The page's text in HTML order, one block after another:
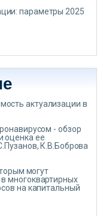
параметры 2025
актуализации в
- обзор
оценка ее
К.В.Боброва
могут
многоквартирных
на капитальный